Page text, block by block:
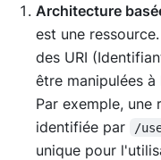
Architecture
est une
des URI
être manipulées
Par exemple,
identifiée par
/
unique pour